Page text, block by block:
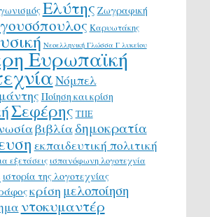
Ελύτης Ζωγραφική
Καρυωτάκης
Νεοελληνική Γλώσσα Γ λυκείου
Ευρωπαϊκή
Νόμπελ
Ποίηση και κρίση
Σεφέρης ΤΠΕ
βιβλίαδημοκρατία
εκπαιδευτική πολιτική
εξετάσεις ισπανόφωνη λογοτεχνία
ιστορία της λογοτεχνίας
κρίση μελοποίηση
ντοκυμαντέρ